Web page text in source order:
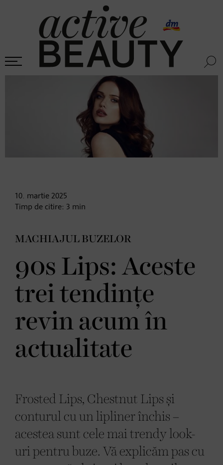
10. martie 2025
Timp de citire: 3 min
MACHIAJUL BUZELOR
90s Lips: Aceste
trei tendințe
revin acum în
actualitate
Frosted Lips, Chestnut Lips și
conturul cu un lipliner închis –
acestea sunt cele mai trendy look-
uri pentru buze. Vă explicăm pas cu